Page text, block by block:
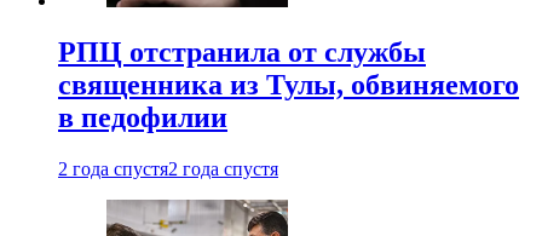
РПЦ отстранила от службы
священника из Тулы, обвиняемого
в педофилии
2 года спустя2 года спустя